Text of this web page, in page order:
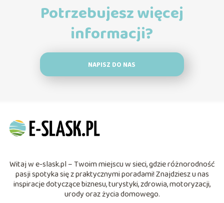
Potrzebujesz więcej
informacji?
NAPISZ DO NAS
Witaj w e-slask.pl – Twoim miejscu w sieci, gdzie różnorodność
pasji spotyka się z praktycznymi poradami! Znajdziesz u nas
inspiracje dotyczące biznesu, turystyki, zdrowia, motoryzacji,
urody oraz życia domowego.